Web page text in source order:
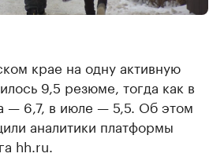
крае на одну активную
9,5 резюме, тогда как в
— 6,7, в июле — 5,5. Об этом
аналитики платформы
hh.ru.